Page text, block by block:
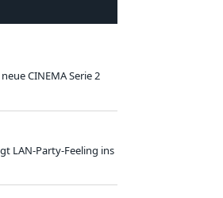
CINEMA Serie 2
LAN-Party-Feeling ins